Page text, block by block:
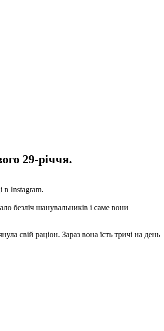
29-річчя.
в Instagram.
безліч шанувальників і саме вони
свій раціон. Зараз вона їсть тричі на день